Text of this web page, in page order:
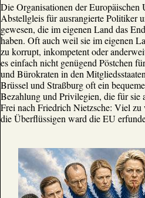
Die Organisationen der
Abstellgleis für ausrangierte Politiker
gewesen, die im eigenen Land das
haben. Oft auch weil sie im eigenen
zu korrupt, inkompetent oder
es einfach nicht genügend Pöstchen
und Bürokraten in den
Brüssel und Straßburg oft ein
Bezahlung und Privilegien, die für sie
Frei nach Friedrich Nietzsche: Viel
die Überflüssigen ward die EU